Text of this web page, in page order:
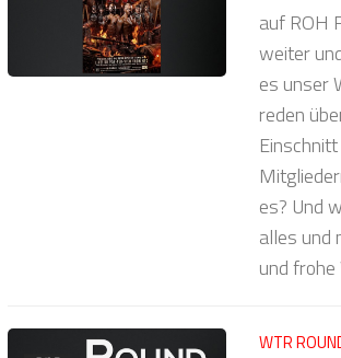
auf ROH
weiter
es unser
reden
es? Und
alles und
und
WTR